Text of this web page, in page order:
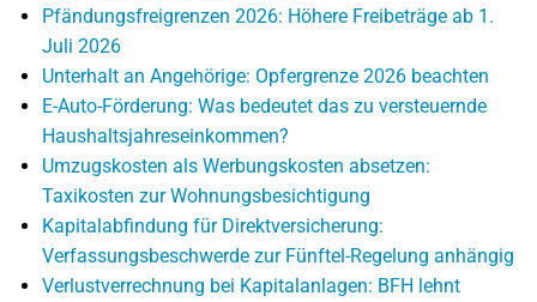
Pfändungsfreigrenzen 2026: Höhere Freibeträge ab 1.
Juli 2026
Unterhalt an Angehörige: Opfergrenze 2026 beachten
E-Auto-Förderung: Was bedeutet das zu versteuernde
Haushaltsjahreseinkommen?
Umzugskosten als Werbungskosten absetzen:
Taxikosten zur Wohnungsbesichtigung
Kapitalabfindung für Direktversicherung:
Verfassungsbeschwerde zur Fünftel-Regelung anhängig
Verlustverrechnung bei Kapitalanlagen: BFH lehnt